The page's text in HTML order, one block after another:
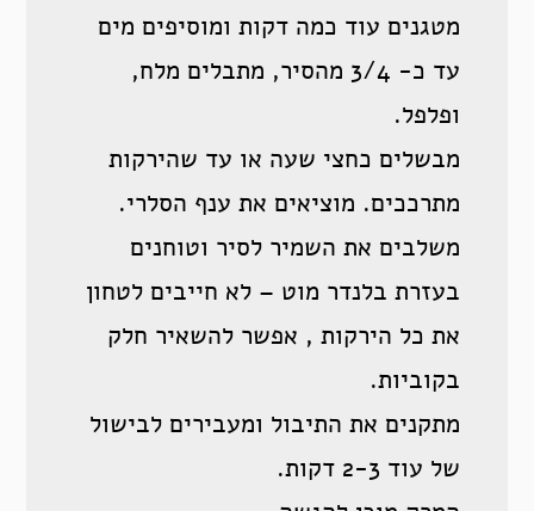
מטגנים עוד כמה דקות ומוסיפים מים
עד כ- 3/4 מהסיר, מתבלים מלח,
ופלפל.
מבשלים כחצי שעה או עד שהירקות
מתרככים. מוציאים את ענף הסלרי.
משלבים את השמיר לסיר וטוחנים
בעזרת בלנדר מוט – לא חייבים לטחון
את כל הירקות , אפשר להשאיר חלק
בקוביות.
מתקנים את התיבול ומעבירים לבישול
של עוד 2-3 דקות.